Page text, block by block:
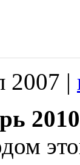
2007 |